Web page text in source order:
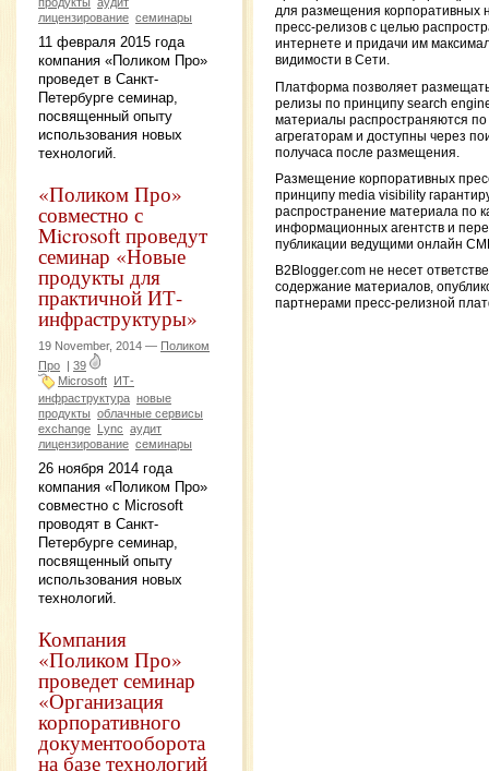
лицензирование семинары
11 февраля 2015 года
компания «Поликом Про»
проведет в Санкт-
Петербурге семинар,
посвященный опыту
использования новых
технологий.
«Поликом Про»
совместно с
Microsoft проведут
семинар «Новые
продукты для
практичной ИТ-
инфраструктуры»
19 November, 2014 — Поликом
Про
39
Microsoft
ИТ-
инфраструктура новые
продукты облачные сервисы
exchange
Lynс аудит
лицензирование семинары
26 ноября 2014 года
компания «Поликом Про»
совместно с Microsoft
проводят в Санкт-
Петербурге семинар,
посвященный опыту
использования новых
технологий.
Компания
«Поликом Про»
проведет семинар
«Организация
корпоративного
документооборота
на базе технологий
для размещения корпоративных
пресс-релизов с целью
интернете и придачи им
видимости в Сети.
Платформа позволяет
релизы по принципу search
материалы распространяются
агрегаторам и доступны через
получаса после размещения.
Размещение корпоративных
принципу media visibility
распространение материала по
информационных агентств и
публикации ведущими онлайн
B2Blogger.com не несет
содержание материалов,
партнерами пресс-релизной